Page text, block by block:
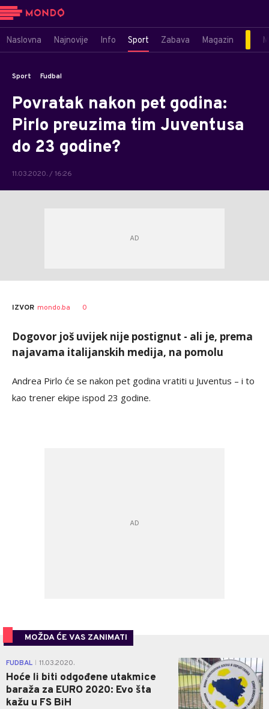
Naslovna Najnovije Info Sport Zabava Magazin
Sport Fudbal
Povratak nakon pet godina:
Pirlo preuzima tim Juventusa
do 23 godine?
11.03.2020. / 16:26
IZVOR mondo.ba 0
Dogovor još uvijek nije postignut - ali je, prema
najavama italijanskih medija, na pomolu
Andrea Pirlo će se nakon pet godina vratiti u Juventus – i to
kao trener ekipe ispod 23 godine.
MOŽDA ĆE VAS ZANIMATI
FUDBAL 11.03.2020.
Hoće li biti odgođene utakmice
baraža za EURO 2020: Evo šta
kažu u FS BiH